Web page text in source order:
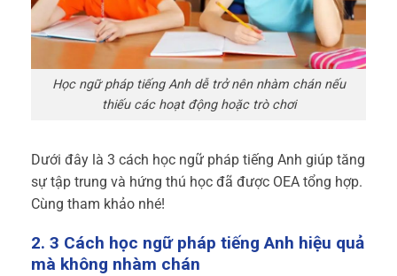
Học ngữ pháp tiếng Anh dễ trở nên nhàm chán nếu
thiếu các hoạt động hoặc trò chơi
Dưới đây là 3 cách học ngữ pháp tiếng Anh giúp tăng
sự tập trung và hứng thú học đã được OEA tổng hợp.
Cùng tham khảo nhé!
2. 3 Cách học ngữ pháp tiếng Anh hiệu quả
mà không nhàm chán